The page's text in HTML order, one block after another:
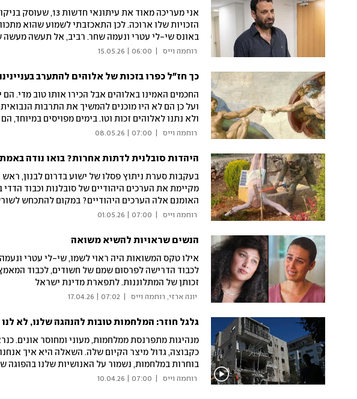
אני מעריכה מאוד את
הזכויות שלו ארוכה. לכן התאכזבתי לשמוע שהוא
באונס שי-לי עטרי ונעמה שחר. רביב, אל תעשה
בספק ויש בו נעיצת סכין בלב המתלוננות | לכבוד
רוחמה וייס 06:00 | 15.05.26
כך חז"ל כפרו בזכות של אלוהים להתערב
החכמים האמינו באלוהים אבל הכירו אותו טוב מדי. הם
ועל כן הם לא היו מוכנים להמשיך את התרבות
ולא נתנו לאלוהים זכות וטו. בימים מפויסים במיוחד,
בקטע מעניין במיוחד, הגמרא מתארת איך אלוהים
רוחמה וייס 07:00 | 08.05.26
היהדות סובלנית לדתות אחרות? בואו נודה באמת
בעקבות סערת ניתוץ פסלו של ישוע בדרום לבנון,
מקיימת את הערכים היהודיים של סובלנות וכבוד הדדי
האומנם אלה הערכים היהודיים? במקום להתכחש
האחרות בתרבותנו, אולי עדיף פשוט להפנות זרקור
רוחמה וייס 07:00 | 01.05.26
הנשים שראויות להשיא משואה
אילו טקס המשואות היה ראוי לשמו, שי-לי עטרי
לכבוד הדרישה לפרסום שמם של חשודים, לכבוד המאמץ
זכותן של המתלוננות. לתפארת מדינת ישראל
יונה ארזי, רוחמה וייס 07:02 | 17.04.26
גלגל חוזר: המלחמות טובות להנהגה שלנו, לא לנו
מנהיגות מתפרנסת ממלחמות, מעוני ומחוסר אונים.
כקבוצה, גדול מיצר הקיום שלה. השאלה היא איך
בוחרות במלחמות, נשמור על האנושיות שלנו בהפוגה
הבאה
רוחמה וייס 07:00 | 10.04.26